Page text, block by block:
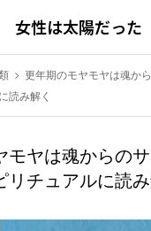
女性は太陽だった
更年期のモヤモヤは魂か
読み解く
モヤは魂からの
リチュアルに読み